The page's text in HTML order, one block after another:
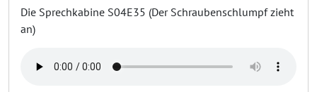
Die Sprechkabine S04E35 (Der Schraubenschlumpf zieht
an)